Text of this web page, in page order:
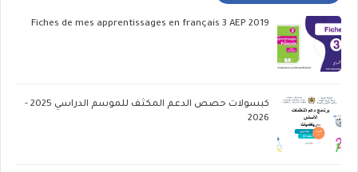
Fiches de mes apprentissages en français 3 AEP 2019
كبسولات حصص الدعم المكثف للموسم الدراسي 2025 -
2026